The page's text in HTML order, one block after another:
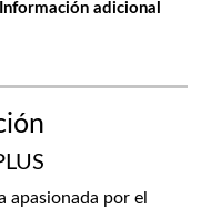
Información adicional
apasionada por el